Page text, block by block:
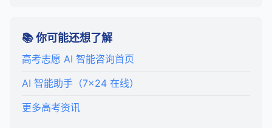
📚 你可能还想了解
高考志愿 AI 智能咨询首页
AI 智能助手（7×24 在线）
更多高考资讯